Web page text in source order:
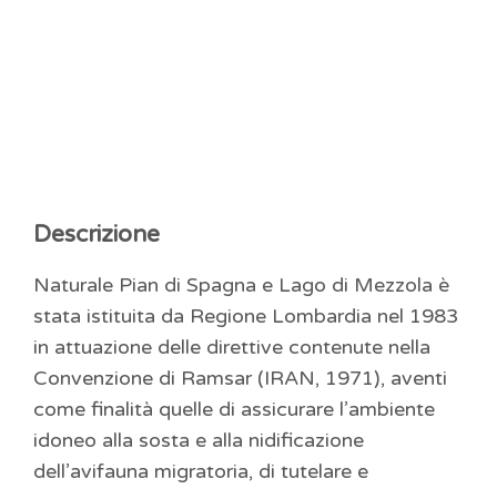
Descrizione
Naturale Pian di Spagna e Lago di Mezzola è
stata istituita da Regione Lombardia nel 1983
in attuazione delle direttive contenute nella
Convenzione di Ramsar (IRAN, 1971), aventi
come finalità quelle di assicurare l’ambiente
idoneo alla sosta e alla nidificazione
dell’avifauna migratoria, di tutelare e